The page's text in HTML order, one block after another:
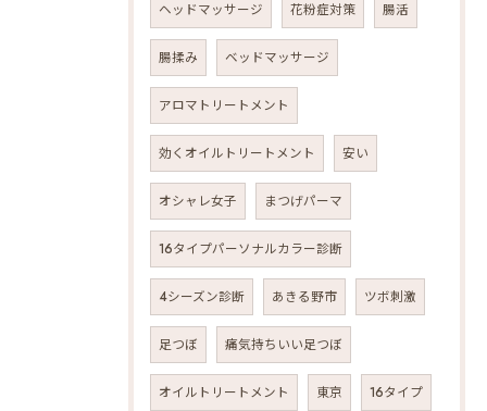
ヘッドマッサージ 花粉症対策 腸活
腸揉み ベッドマッサージ
アロマトリートメント
効くオイルトリートメント 安い
オシャレ女子 まつげパーマ
16タイプパーソナルカラー診断
4シーズン診断 あきる野市 ツボ刺激
足つぼ 痛気持ちいい足つぼ
オイルトリートメント 東京 16タイプ